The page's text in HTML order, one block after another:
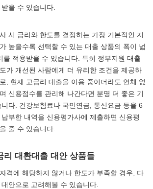
을 수 있습니다.
시 금리와 한도를 결정하는 가장 기본적인 지
높을수록 선택할 수 있는 대출 상품의 폭이 넓
를 적용받을 수 있습니다. 특히 정부지원 대출
가 개선된 사람에게 더 유리한 조건을 제공하
, 현재 고금리 대출을 이용 중이더라도 연체 없
신용점수를 관리해 나간다면 분명 더 좋은 기
다. 건강보험료나 국민연금, 통신요금 등을 6
부한 내역을 신용평가사에 제출하면 신용평
줄 수 있습니다.
리 대환대출 대안 상품들
격에 해당하지 않거나 한도가 부족할 경우, 다
안으로 고려해볼 수 있습니다.